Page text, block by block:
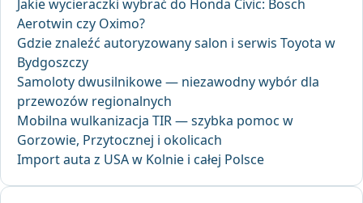
Jakie wycieraczki wybrać do Honda Civic: Bosch
Aerotwin czy Oximo?
Gdzie znaleźć autoryzowany salon i serwis Toyota w
Bydgoszczy
Samoloty dwusilnikowe — niezawodny wybór dla
przewozów regionalnych
Mobilna wulkanizacja TIR — szybka pomoc w
Gorzowie, Przytocznej i okolicach
Import auta z USA w Kolnie i całej Polsce